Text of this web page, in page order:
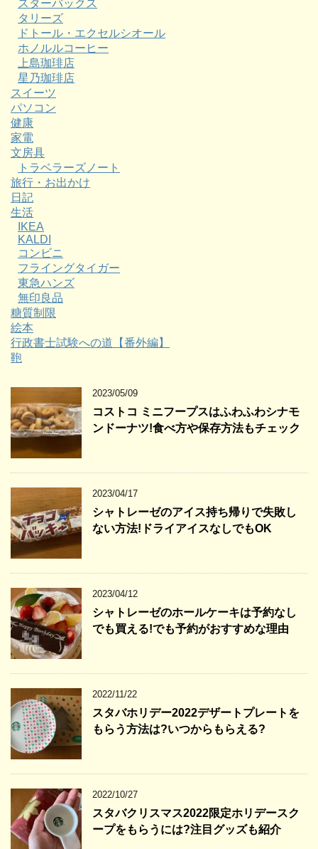
スターバックス
タリーズ
ドトール・エクセルシオール
ホノルルコーヒー
上島珈琲店
星乃珈琲店
スイーツ
パソコン
健康
家電
文房具
トラベラーズノート
旅行・お出かけ
日記
生活
IKEA
KALDI
コンビニ
フライングタイガー
東急ハンズ
無印良品
糖質制限
絵本
行政書士試験への道【番外編】
鞄
2023/05/09
コストコ ミニフープスはふわふわシナモ
ンドーナツ!食べ方や保存方法もチェック
2023/04/17
シャトレーゼのアイス持ち帰りで失敗し
ない方法!ドライアイスなしでもOK
2023/04/12
シャトレーゼのホールケーキは予約なし
でも買える!でも予約がおすすめな理由
2022/11/22
スタバホリデー2022デザートプレートを
もらう方法は?いつからもらえる?
2022/10/27
スタバクリスマス2022限定ホリデースク
ープをもらうには?注目グッズも紹介